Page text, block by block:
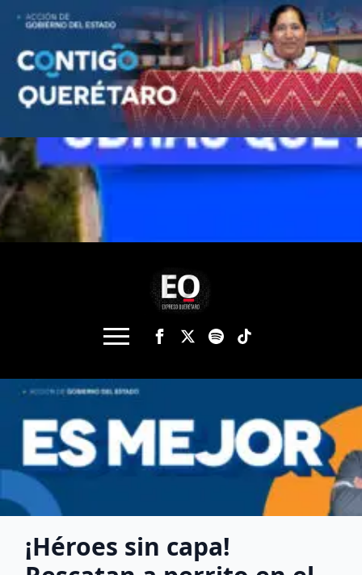
¡Héroes sin capa!